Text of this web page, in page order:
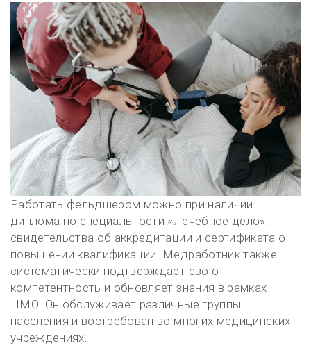
Работать фельдшером можно при наличии
диплома по специальности «Лечебное дело»,
свидетельства об аккредитации и сертификата о
повышении квалификации. Медработник также
систематически подтверждает свою
компетентность и обновляет знания в рамках
НМО. Он обслуживает различные группы
населения и востребован во многих медицинских
учреждениях.